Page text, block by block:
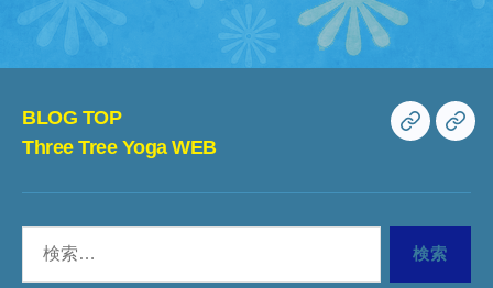
BLOG TOP
Three Tree Yoga WEB
BLOG